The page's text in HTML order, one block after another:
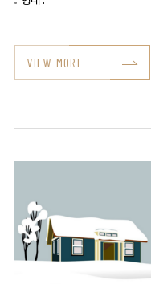
VIEW MORE